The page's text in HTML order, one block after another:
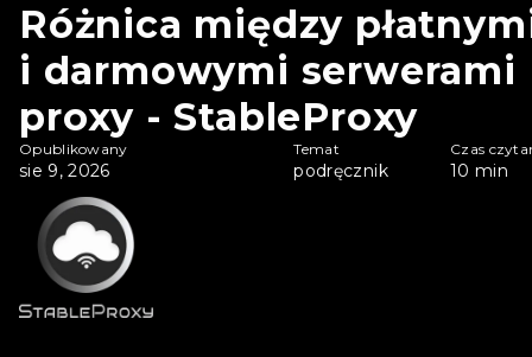
Różnica między
i darmowymi serwerami
proxy - StableProxy
Opublikowany
sie 9, 2026
Temat
podręcznik
Czas
10min